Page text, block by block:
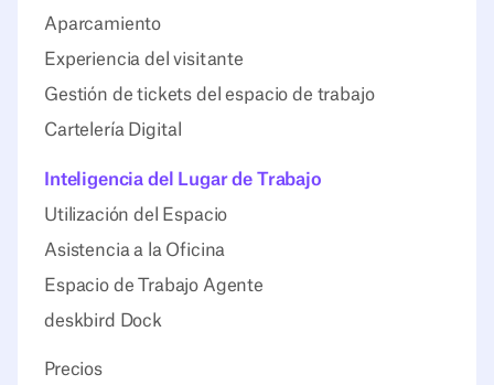
Aparcamiento
Experiencia del visitante
Gestión de tickets del espacio de trabajo
Cartelería Digital
Inteligencia del Lugar de Trabajo
Utilización del Espacio
Asistencia a la Oficina
Espacio de Trabajo Agente
deskbird Dock
Precios